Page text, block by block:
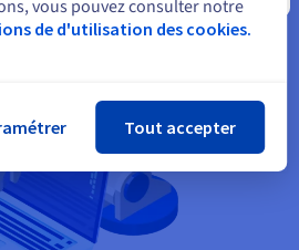
vous pouvez consulter notre
de d'utilisation des cookies.
Tout accepter